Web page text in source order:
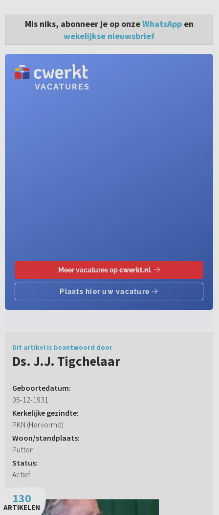
Mis niks, abonneer je op onzeWhatsAppen
wekelijkse nieuwsbrief
Dit artikel is beantwoord door
Ds. J.J. Tigchelaar
Geboortedatum:
05-12-1931
Kerkelijke gezindte:
PKN (Hervormd)
Woon/standplaats:
Putten
Status:
Actief
130
ARTIKELEN